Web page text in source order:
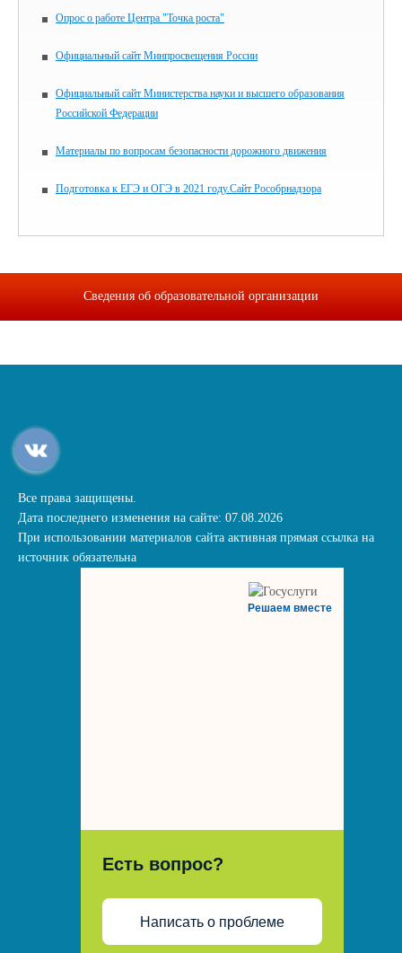
Опрос о работе Центра "Точка роста"
Официальный сайт Минпросвещения России
Официальный сайт Министерства науки и высшего образования
Российской Федерации
Материалы по вопросам безопасности дорожного движения
Подготовка к ЕГЭ и ОГЭ в 2021 году.Сайт Рособрнадзора
Сведения об образовательной организации
Все права защищены.
Дата последнего изменения на сайте: 07.08.2026
При использовании материалов сайта активная прямая ссылка на
источник обязательна
Решаем вместе
Есть вопрос?
Написать о проблеме